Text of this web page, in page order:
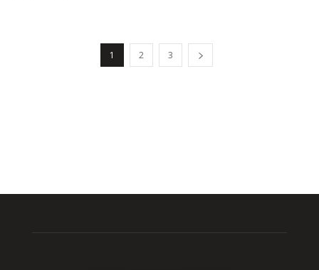
1 2 3